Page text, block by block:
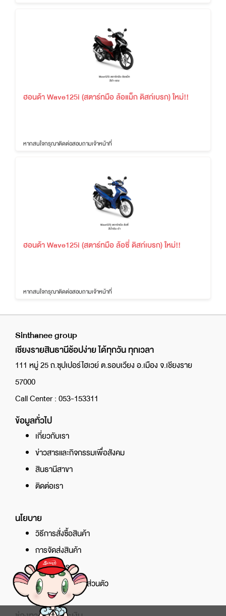
ฮอนด้า Wave125i (สตาร์ทมือ ล้อแม็ก ดิสก์เบรก) ใหม่!!
หากสนใจกรุณาติดต่อสอบถามเจ้าหน้าที่
ฮอนด้า Wave125i (สตาร์ทมือ ล้อซี่ ดิสก์เบรก) ใหม่!!
หากสนใจกรุณาติดต่อสอบถามเจ้าหน้าที่
Sinthanee group
เชียงรายสินธานีช้อปง่าย ได้ทุกวัน ทุกเวลา
111 หมู่ 25 ถ.ซุปเปอร์ไฮเวย์ ต.รอบเวียง อ.เมือง จ.เชียงราย
57000
Call Center : 053-153311
ข้อมูลทั่วไป
เกี่ยวกับเรา
ข่าวสารและกิจกรรมเพื่อสังคม
สินธานีสาขา
ติดต่อเรา
นโยบาย
วิธีการสั่งซื้อสินค้า
การจัดส่งสินค้า
ศูนย์บริการ
นโยบายความเป็นส่วนตัว